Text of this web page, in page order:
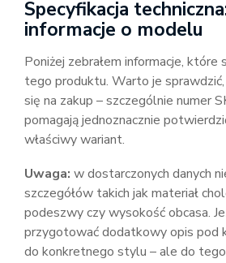
Specyfikacja
informacje o modelu
Poniżej zebrałem informacje,
tego produktu. Warto je
się na zakup – szczególnie numer
pomagają jednoznacznie
właściwy wariant.
Uwaga: w dostarczonych danych
szczegółów takich jak materiał
podeszwy czy wysokość obcasa.
przygotować dodatkowy opis pod
do konkretnego stylu – ale do